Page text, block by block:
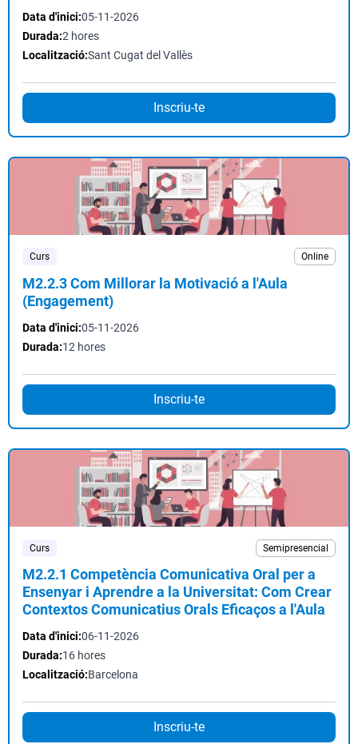
Data d'inici:05-11-2026
Durada:2 hores
Localització:Sant Cugat del Vallès
Inscriu-te
Curs Online
M2.2.3 Com Millorar la Motivació a l'Aula
(Engagement)
Data d'inici:05-11-2026
Durada:12 hores
Inscriu-te
Curs Semipresencial
M2.2.1 Competència Comunicativa Oral per a
Ensenyar i Aprendre a la Universitat: Com Crear
Contextos Comunicatius Orals Eficaços a l'Aula
Data d'inici:06-11-2026
Durada:16 hores
Localització:Barcelona
Inscriu-te